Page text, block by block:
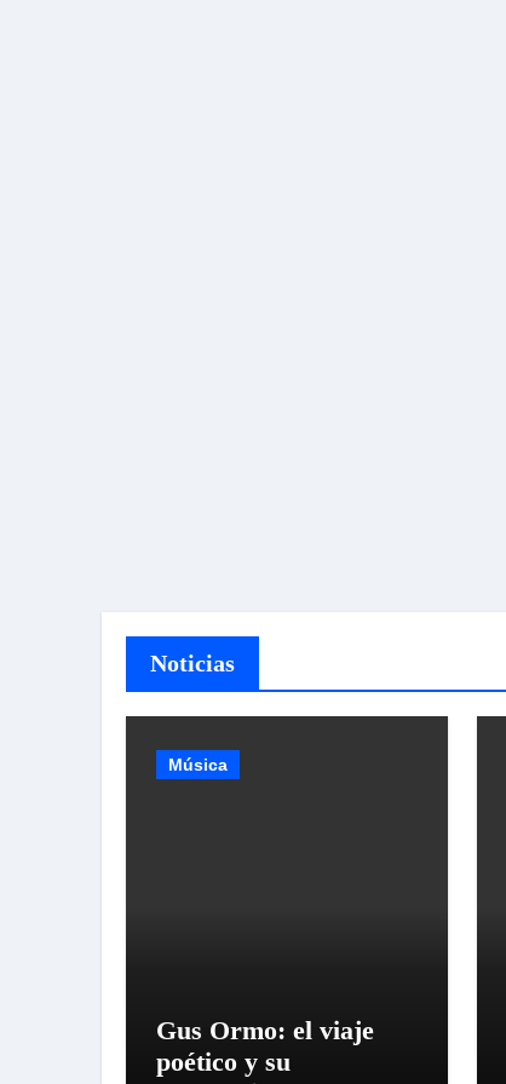
Noticias
Música
Gus Ormo: el viaje
poético y su